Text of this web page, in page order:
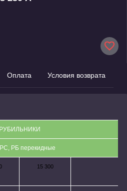
Оплата Условия возврата
РУБИЛЬНИКИ
РБ перекидные
15 300